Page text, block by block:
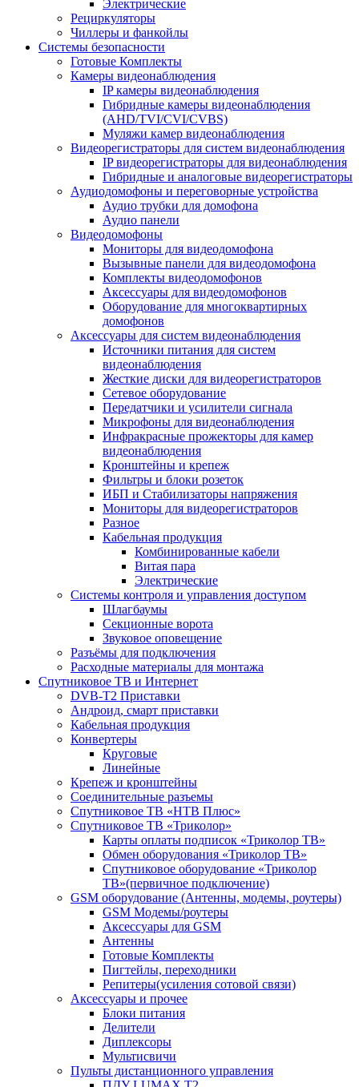
Электрические
Рециркуляторы
Чиллеры и фанкойлы
Системы безопасности
Готовые Комплекты
Камеры видеонаблюдения
IP камеры видеонаблюдения
Гибридные камеры видеонаблюдения
(AHD/TVI/CVI/CVBS)
Муляжи камер видеонаблюдения
Видеорегистраторы для систем видеонаблюдения
IP видеорегистраторы для видеонаблюдения
Гибридные и аналоговые видеорегистраторы
Аудиодомофоны и переговорные устройства
Аудио трубки для домофона
Аудио панели
Видеодомофоны
Мониторы для видеодомофона
Вызывные панели для видеодомофона
Комплекты видеодомофонов
Аксессуары для видеодомофонов
Оборудование для многоквартирных
домофонов
Аксессуары для систем видеонаблюдения
Источники питания для систем
видеонаблюдения
Жесткие диски для видеорегистраторов
Сетевое оборудование
Передатчики и усилители сигнала
Микрофоны для видеонаблюдения
Инфракрасные прожекторы для камер
видеонаблюдения
Кронштейны и крепеж
Фильтры и блоки розеток
ИБП и Стабилизаторы напряжения
Мониторы для видеорегистраторов
Разное
Кабельная продукция
Комбинированные кабели
Витая пара
Электрические
Системы контроля и управления доступом
Шлагбаумы
Секционные ворота
Звуковое оповещение
Разъёмы для подключения
Расходные материалы для монтажа
Спутниковое ТВ и Интернет
DVB-Т2 Приставки
Андроид, смарт приставки
Кабельная продукция
Конвертеры
Круговые
Линейные
Крепеж и кронштейны
Соединительные разъемы
Спутниковое ТВ «НТВ Плюс»
Спутниковое ТВ «Триколор»
Карты оплаты подписок «Триколор ТВ»
Обмен оборудования «Триколор ТВ»
Спутниковое оборудование «Триколор
ТВ»(первичное подключение)
GSM оборудование (Антенны, модемы, роутеры)
GSM Модемы/роутеры
Аксессуары для GSM
Антенны
Готовые Комплекты
Пигтейлы, переходники
Репитеры(усиления сотовой связи)
Аксессуары и прочее
Блоки питания
Делители
Диплексоры
Мультисвичи
Пульты дистанционного управления